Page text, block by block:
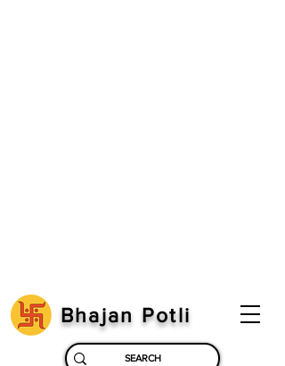
Bhajan Potli